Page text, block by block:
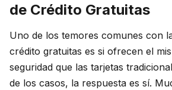
de Crédito Gratuitas
Uno de los temores comunes con
crédito gratuitas es si ofrecen el
seguridad que las tarjetas
de los casos, la respuesta es sí.